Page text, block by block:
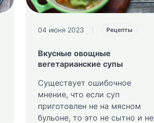
04 июня 2023 Рецепты
Вкусные овощные
вегетарианские супы
Существует ошибочное
мнение, что если суп
приготовлен не на мясном
бульоне, то это не сытно и не